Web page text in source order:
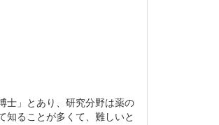
士」とあり、研究分野は薬の
知ることが多くて、難しいと